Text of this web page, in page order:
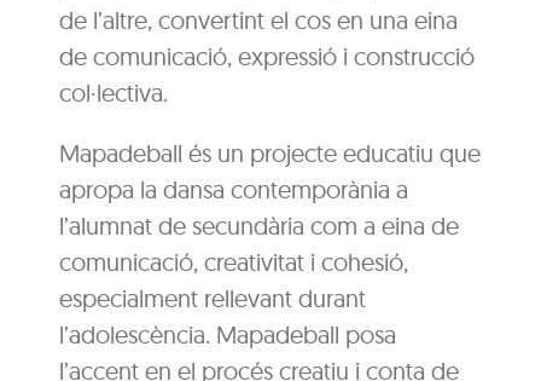
de l’altre, convertint el cos en una eina
de comunicació, expressió i construcció
col·lectiva.
Mapadeball és un projecte educatiu que
apropa la dansa contemporània a
l’alumnat de secundària com a eina de
comunicació, creativitat i cohesió,
especialment rellevant durant
l’adolescència. Mapadeball posa
l’accent en el procés creatiu i conta de